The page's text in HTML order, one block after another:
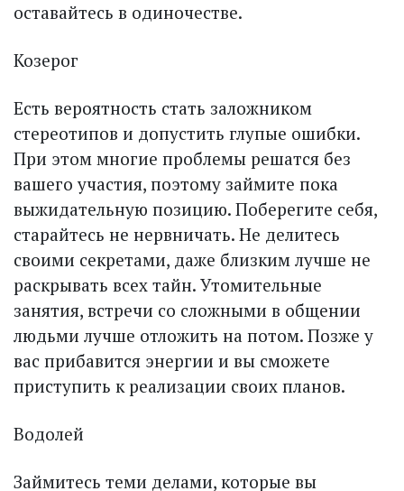
оставайтесь в одиночестве.
Козерог
Есть вероятность стать заложником
стереотипов и допустить глупые ошибки.
При этом многие проблемы решатся без
вашего участия, поэтому займите пока
выжидательную позицию. Поберегите себя,
старайтесь не нервничать. Не делитесь
своими секретами, даже близким лучше не
раскрывать всех тайн. Утомительные
занятия, встречи со сложными в общении
людьми лучше отложить на потом. Позже у
вас прибавится энергии и вы сможете
приступить к реализации своих планов.
Водолей
Займитесь теми делами, которые вы